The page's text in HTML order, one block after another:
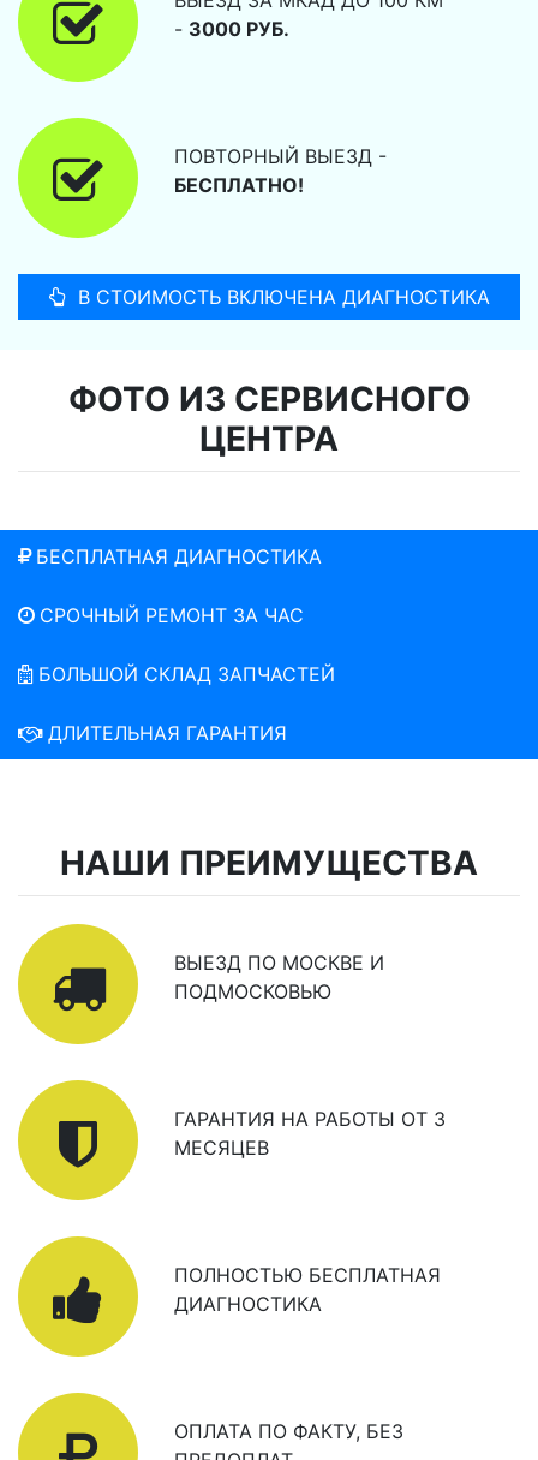
- 3000 РУБ.
ПОВТОРНЫЙ ВЫЕЗД -
БЕСПЛАТНО!
В СТОИМОСТЬ ВКЛЮЧЕНА ДИАГНОСТИКА
ФОТО ИЗ СЕРВИСНОГО
ЦЕНТРА
БЕСПЛАТНАЯ ДИАГНОСТИКА
СРОЧНЫЙ РЕМОНТ ЗА ЧАС
БОЛЬШОЙ СКЛАД ЗАПЧАСТЕЙ
ДЛИТЕЛЬНАЯ ГАРАНТИЯ
НАШИ ПРЕИМУЩЕСТВА
ВЫЕЗД ПО МОСКВЕ И
ПОДМОСКОВЬЮ
ГАРАНТИЯ НА РАБОТЫ ОТ 3
МЕСЯЦЕВ
ПОЛНОСТЬЮ БЕСПЛАТНАЯ
ДИАГНОСТИКА
ОПЛАТА ПО ФАКТУ, БЕЗ